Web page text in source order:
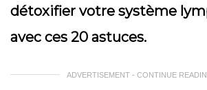
détoxifier votre système
avec ces 20 astuces.
ADVERTISEMENT - CONTINUE